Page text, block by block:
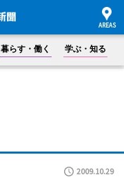
暮らす・働く 学ぶ・知る
2009.10.29